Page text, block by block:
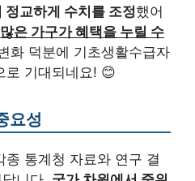
정교하게 수치를 조정했어
은 가구가 혜택을 누릴 수
화 덕분에 기초생활수급자
로 기대되네요! 😊
요성
종 통계청 자료와 연구 결